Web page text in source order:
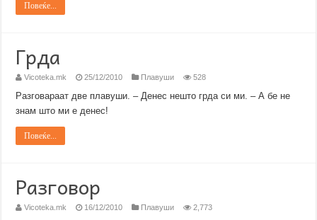
Повеќе...
Грда
Vicoteka.mk 25/12/2010 Плавуши 528
Разговараат две плавуши. – Денес нешто грда си ми. – А бе не
знам што ми е денес!
Повеќе...
Разговор
Vicoteka.mk 16/12/2010 Плавуши 2,773